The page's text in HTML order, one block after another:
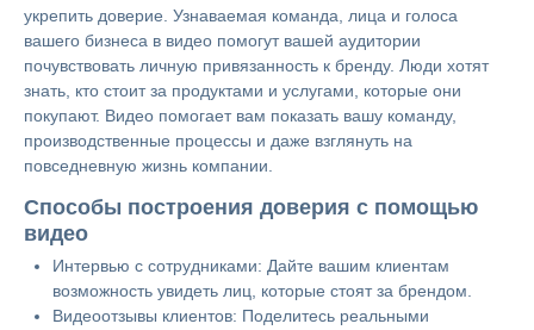
укрепить доверие. Узнаваемая команда, лица и голоса
вашего бизнеса в видео помогут вашей аудитории
почувствовать личную привязанность к бренду. Люди хотят
знать, кто стоит за продуктами и услугами, которые они
покупают. Видео помогает вам показать вашу команду,
производственные процессы и даже взглянуть на
повседневную жизнь компании.
Способы построения доверия с помощью
видео
Интервью с сотрудниками: Дайте вашим клиентам
возможность увидеть лиц, которые стоят за брендом.
Видеоотзывы клиентов: Поделитесь реальными